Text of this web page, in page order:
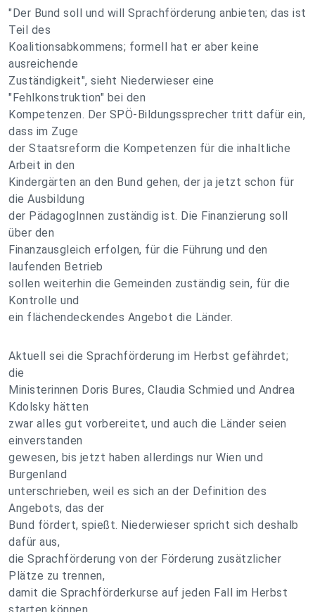
"Der Bund soll und will Sprachförderung anbieten; das ist
Teil des
Koalitionsabkommens; formell hat er aber keine
ausreichende
Zuständigkeit", sieht Niederwieser eine
"Fehlkonstruktion" bei den
Kompetenzen. Der SPÖ-Bildungssprecher tritt dafür ein,
dass im Zuge
der Staatsreform die Kompetenzen für die inhaltliche
Arbeit in den
Kindergärten an den Bund gehen, der ja jetzt schon für
die Ausbildung
der PädagogInnen zuständig ist. Die Finanzierung soll
über den
Finanzausgleich erfolgen, für die Führung und den
laufenden Betrieb
sollen weiterhin die Gemeinden zuständig sein, für die
Kontrolle und
ein flächendeckendes Angebot die Länder.
Aktuell sei die Sprachförderung im Herbst gefährdet;
die
Ministerinnen Doris Bures, Claudia Schmied und Andrea
Kdolsky hätten
zwar alles gut vorbereitet, und auch die Länder seien
einverstanden
gewesen, bis jetzt haben allerdings nur Wien und
Burgenland
unterschrieben, weil es sich an der Definition des
Angebots, das der
Bund fördert, spießt. Niederwieser spricht sich deshalb
dafür aus,
die Sprachförderung von der Förderung zusätzlicher
Plätze zu trennen,
damit die Sprachförderkurse auf jeden Fall im Herbst